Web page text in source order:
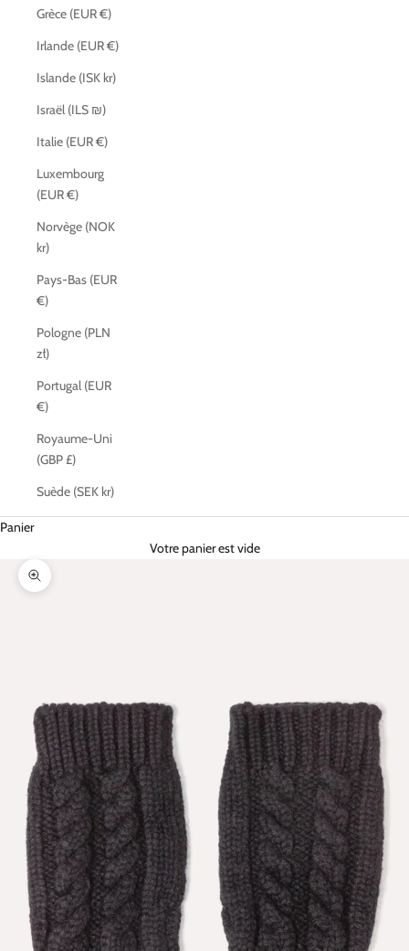
Grèce (EUR €)
Irlande (EUR €)
Islande (ISK kr)
Israël (ILS ₪)
Italie (EUR €)
Luxembourg
(EUR €)
Norvège (NOK
kr)
Pays-Bas (EUR
€)
Pologne (PLN
zł)
Portugal (EUR
€)
Royaume-Uni
(GBP £)
Suède (SEK kr)
Panier
Votre panier est vide
Zoomer sur l'image